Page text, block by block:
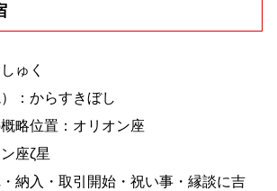
ゅく
：からすきぼし
略位置：オリオン座
座ζ星
納入・取引開始・祝い事・縁談に吉